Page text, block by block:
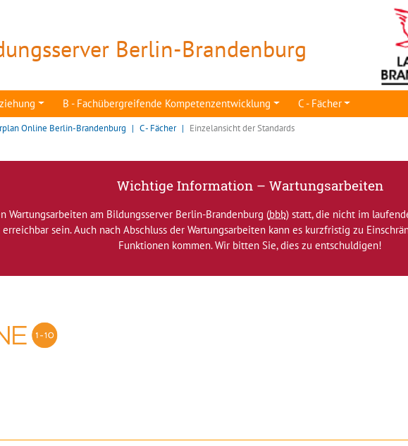
Berlin-Brandenburg
B - Fachübergreifende Kompetenzentwicklung C - Fächer
Online Berlin-Brandenburg C - Fächer Einzelansicht der Standards
Wichtige Information – Wartungsarbeiten
Wartungsarbeiten am Bildungsserver Berlin-Brandenburg (bbb) statt, die nicht im
sein. Auch nach Abschluss der Wartungsarbeiten kann es kurzfristig zu
Funktionen kommen. Wir bitten Sie, dies zu entschuldigen!